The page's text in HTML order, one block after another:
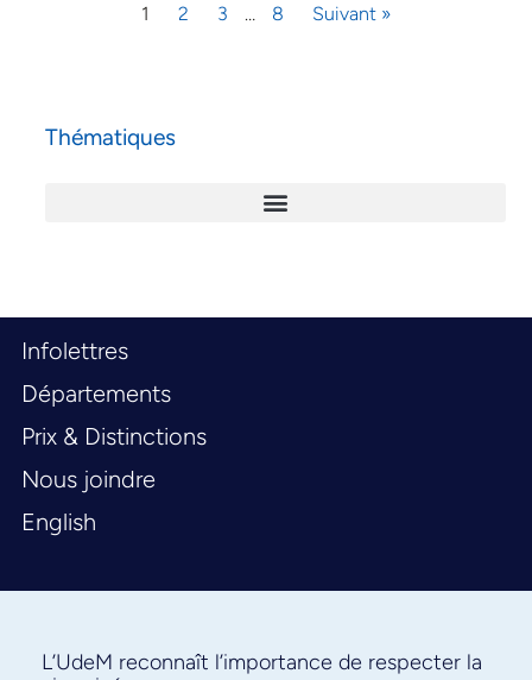
1 2 3 … 8 Suivant »
Thématiques
Infolettres
Départements
Prix & Distinctions
Nous joindre
English
L’UdeM reconnaît l’importance de respecter la